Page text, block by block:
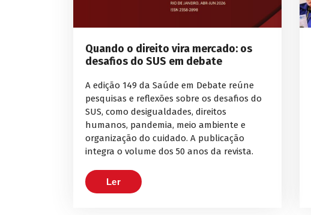
Quando o direito vira mercado: os
desafios do SUS em debate
A edição 149 da Saúde em Debate reúne
pesquisas e reflexões sobre os desafios do
SUS, como desigualdades, direitos
humanos, pandemia, meio ambiente e
organização do cuidado. A publicação
integra o volume dos 50 anos da revista.
Ler